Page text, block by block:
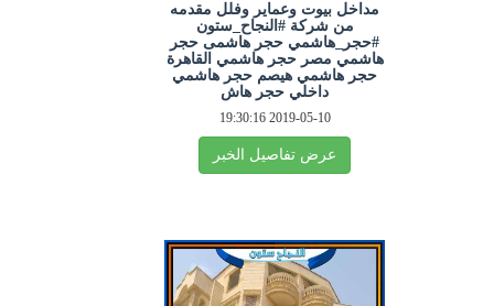
مداخل بيوت وعماير وفلل مقدمه
من شركة #النجاح_ستون
#حجر_هاشمي حجر هاشمى حجر
هاشمي مصر حجر هاشمي القاهرة
حجر هاشمي هيصم حجر هاشمي
داخلي حجر هاش
2019-05-10 19:30:16
عرض تفاصيل الخبر